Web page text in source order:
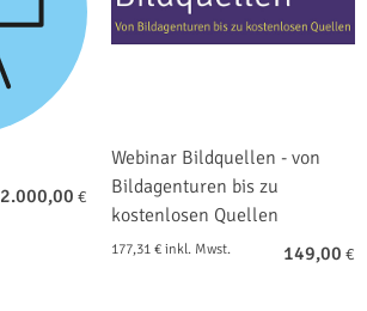
2.000,00 €
Webinar Bildquellen - von
Bildagenturen bis zu
kostenlosen Quellen
177,31 € inkl. Mwst. 149,00 €